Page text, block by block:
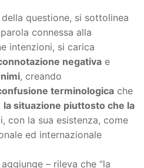
questione, si sottolinea
connessa alla
intenzioni, si carica
negativa e
, creando
terminologica che
la situazione piuttosto che la
con la sua esistenza, come
ed internazionale
– rileva che “la